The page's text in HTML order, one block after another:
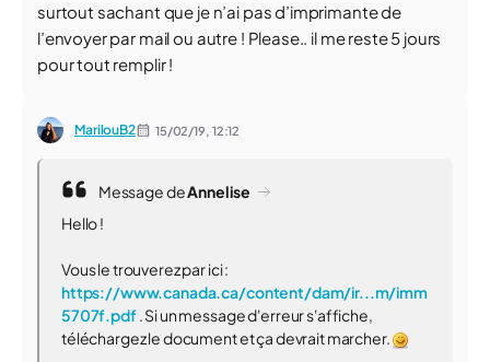
surtout sachant que je n’ai pas d’imprimante de
l’envoyer par mail ou autre ! Please.. il me reste 5 jours
pour tout remplir !
MarilouB2 15/02/19, 12:12
Message deAnnelise
Hello !
Vous le trouverez par ici :
https://www.canada.ca/content/dam/ir...m/imm
5707f.pdf. Si un message d'erreur s'affiche,
téléchargez le document et ça devrait marcher.